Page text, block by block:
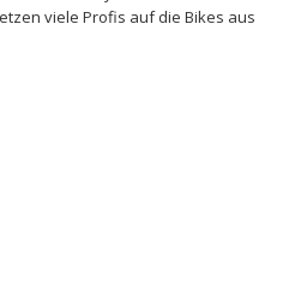
viele Profis auf die Bikes aus